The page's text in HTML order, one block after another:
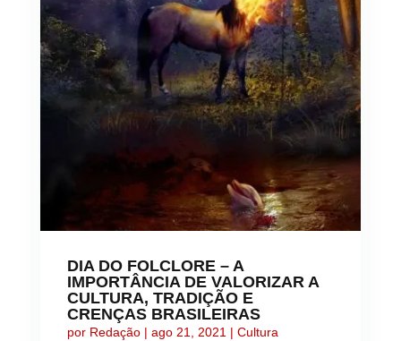
DIA DO FOLCLORE – A
IMPORTÂNCIA DE VALORIZAR A
CULTURA, TRADIÇÃO E
CRENÇAS BRASILEIRAS
por Redação| ago 21, 2021 | Cultura